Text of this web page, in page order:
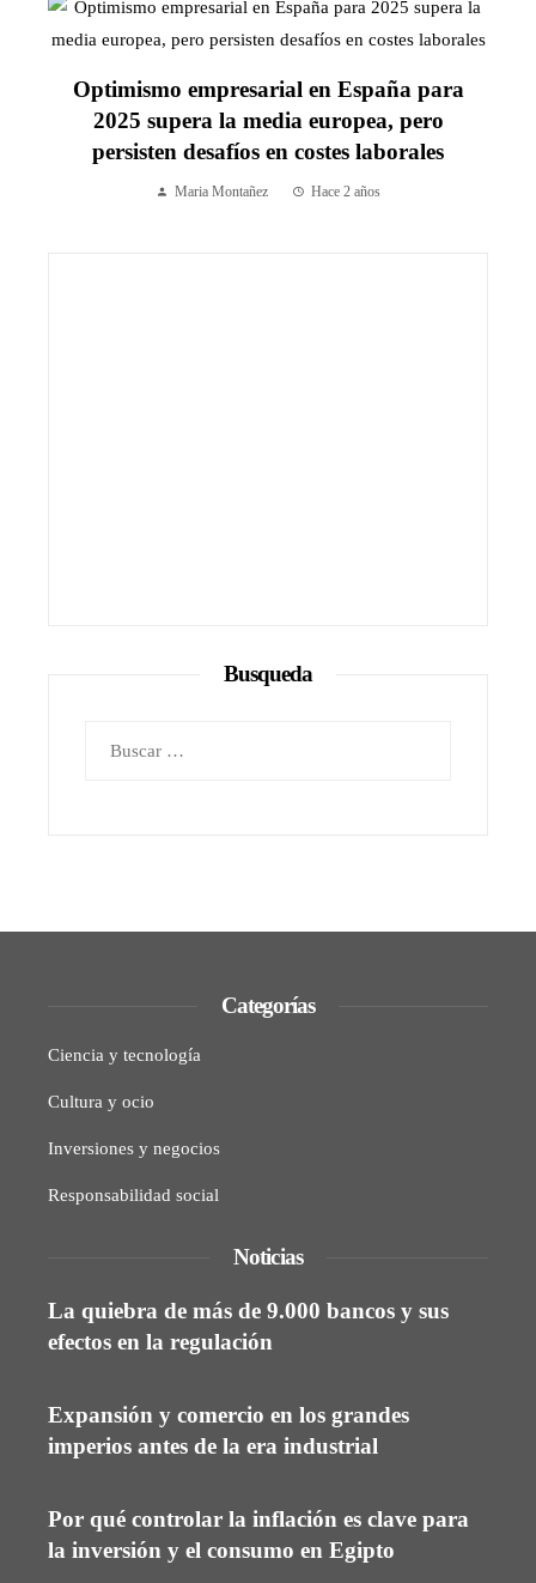
Optimismo empresarial en España para
2025 supera la media europea, pero
persisten desafíos en costes laborales
Maria Montañez Hace 2 años
Busqueda
Categorías
Ciencia y tecnología
Cultura y ocio
Inversiones y negocios
Responsabilidad social
Noticias
La quiebra de más de 9.000 bancos y sus
efectos en la regulación
Expansión y comercio en los grandes
imperios antes de la era industrial
Por qué controlar la inflación es clave para
la inversión y el consumo en Egipto